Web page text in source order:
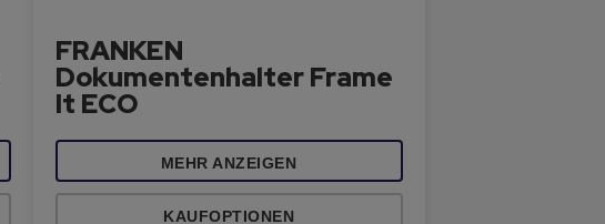
FRANKEN
Dokumentenhalter Frame
It ECO
MEHR ANZEIGEN
KAUFOPTIONEN